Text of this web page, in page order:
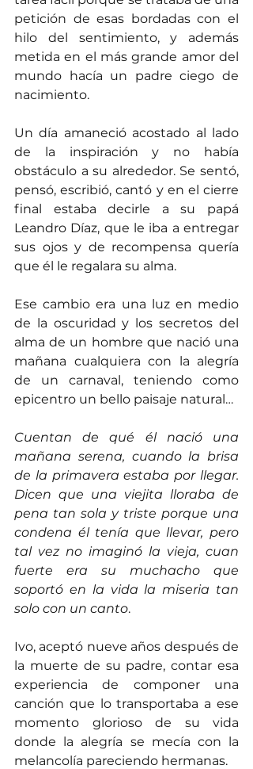
petición de esas bordadas con el
hilo del sentimiento, y además
metida en el más grande amor del
mundo hacía un padre ciego de
nacimiento.
Un día amaneció acostado al lado
de la inspiración y no había
obstáculo a su alrededor. Se sentó,
pensó, escribió, cantó y en el cierre
final estaba decirle a su papá
Leandro Díaz, que le iba a entregar
sus ojos y de recompensa quería
que él le regalara su alma.
Ese cambio era una luz en medio
de la oscuridad y los secretos del
alma de un hombre que nació una
mañana cualquiera con la alegría
de un carnaval, teniendo como
epicentro un bello paisaje natural…
Cuentan de qué él nació una
mañana serena, cuando la brisa
de la primavera estaba por llegar.
Dicen que una viejita lloraba de
pena tan sola y triste porque una
condena él tenía que llevar, pero
tal vez no imaginó la vieja, cuan
fuerte era su muchacho que
soportó en la vida la miseria tan
solo con un canto.
Ivo, aceptó nueve años después de
la muerte de su padre, contar esa
experiencia de componer una
canción que lo transportaba a ese
momento glorioso de su vida
donde la alegría se mecía con la
melancolía pareciendo hermanas.